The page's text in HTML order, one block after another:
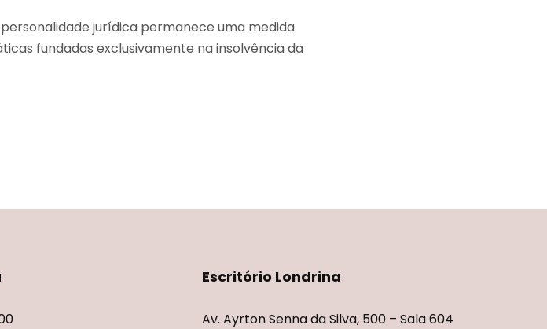
jurídica permanece uma medida
fundadas exclusivamente na insolvência da
Escritório Londrina
Av. Ayrton Senna da Silva, 500 – Sala 604